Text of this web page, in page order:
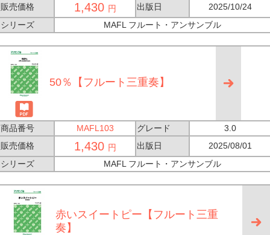
販売価格
1,430 円 出版日
2025/10/24
シリーズ
MAFL フルート・アンサンブル
50％【フルート三重奏】
商品番号 MAFL103 グレード
3.0
販売価格
1,430 円 出版日
2025/08/01
シリーズ
MAFL フルート・アンサンブル
赤いスイートピー【フルート三重
奏】